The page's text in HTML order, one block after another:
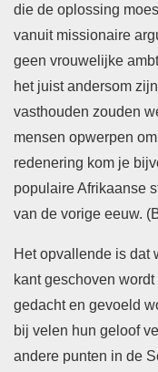
die de oplossing
vanuit missionaire
geen vrouwelijke
het juist andersom
vasthouden zouden
mensen opwerpen
redenering kom je
populaire Afrikaanse
van de vorige eeuw.
Het opvallende is dat
kant geschoven
gedacht en gevoeld
bij velen hun geloof
andere punten in de